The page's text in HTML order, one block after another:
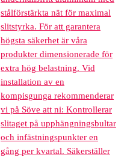
stålförstärkta nät för maximal
slitstyrka. För att garantera
högsta säkerhet är våra
produkter dimensionerade för
extra hög belastning. Vid
installation av en
kompisgunga rekommenderar
vi på Söve att ni: Kontrollerar
slitaget på upphängningsbultar
och infästningspunkter en
gång per kvartal. Säkerställer